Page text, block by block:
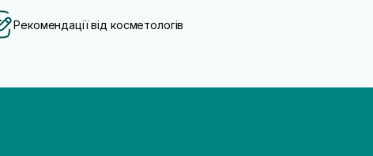
Рекомендації від косметологів